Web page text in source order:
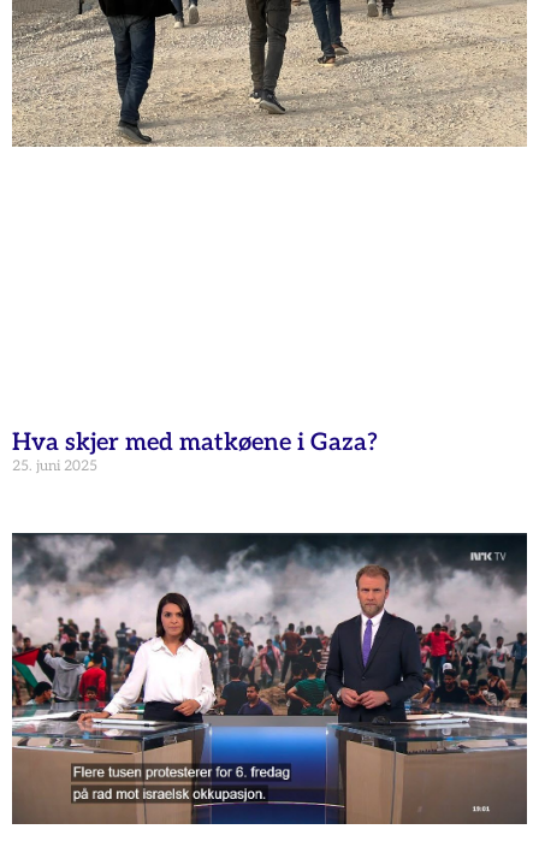
Hva skjer med matkøene i Gaza?
25. juni 2025